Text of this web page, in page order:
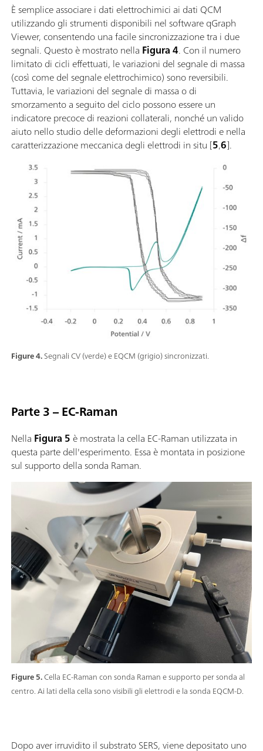
Figure 4.Segnali CV (verde) e EQCM (grigio) sincronizzati.
È semplice associare i dati elettrochimici ai dati QCM
utilizzando gli strumenti disponibili nel software qGraph
Viewer, consentendo una facile sincronizzazione tra i due
segnali. Questo è mostrato nella Figura 4. Con il numero
limitato di cicli effettuati, le variazioni del segnale di massa
(così come del segnale elettrochimico) sono reversibili.
Tuttavia, le variazioni del segnale di massa o di
smorzamento a seguito del ciclo possono essere un
indicatore precoce di reazioni collaterali, nonché un valido
aiuto nello studio delle deformazioni degli elettrodi e nella
caratterizzazione meccanica degli elettrodi in situ [5,6].
Parte 3 – EC-Raman
Figure 5.Cella EC-Raman con sonda Raman e supporto per sonda al
centro. Ai lati della cella sono visibili gli elettrodi e la sonda EQCM-D.
Nella Figura 5 è mostrata la cella EC-Raman utilizzata in
questa parte dell'esperimento. Essa è montata in posizione
sul supporto della sonda Raman.
Dopo aver irruvidito il substrato SERS, viene depositato uno